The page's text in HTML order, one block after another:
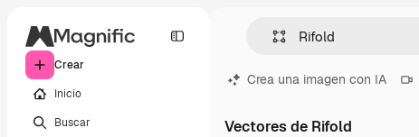
Crear
Inicio
Buscar
Crea una imagen con IA
Vectores de Rifold